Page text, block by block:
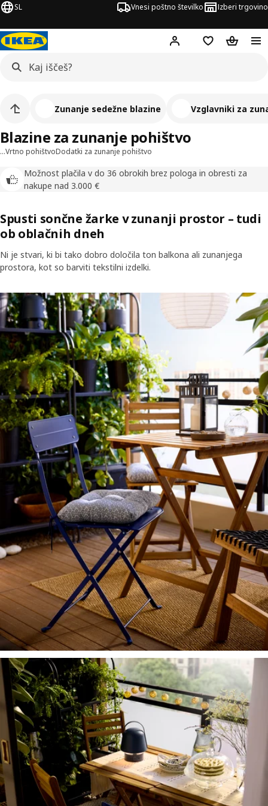
SL Vnesi poštno številko Izberi trgovino
Hej! Prijava ali
Seznam želja
…Vrtno pohištvoDodatki za zunanje pohištvo
Možnost plačila v do 36 obrokih brez pologa in obresti za
nakupe nad 3.000 €
Blazine za zunanje pohištvo
Zunanje sedežne blazine Vzglavniki za
Spusti sončne žarke v zunanji prostor – tudi
ob oblačnih dneh
Ni je stvari, ki bi tako dobro določila ton balkona ali zunanjega
prostora, kot so barviti tekstilni izdelki.